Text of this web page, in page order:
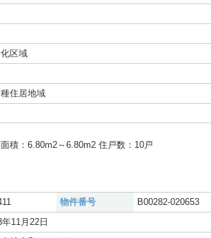
区域
住居地域
積：6.80m2～6.80m2 住戸数：10戸
物件番号
B00282-020653
11月22日